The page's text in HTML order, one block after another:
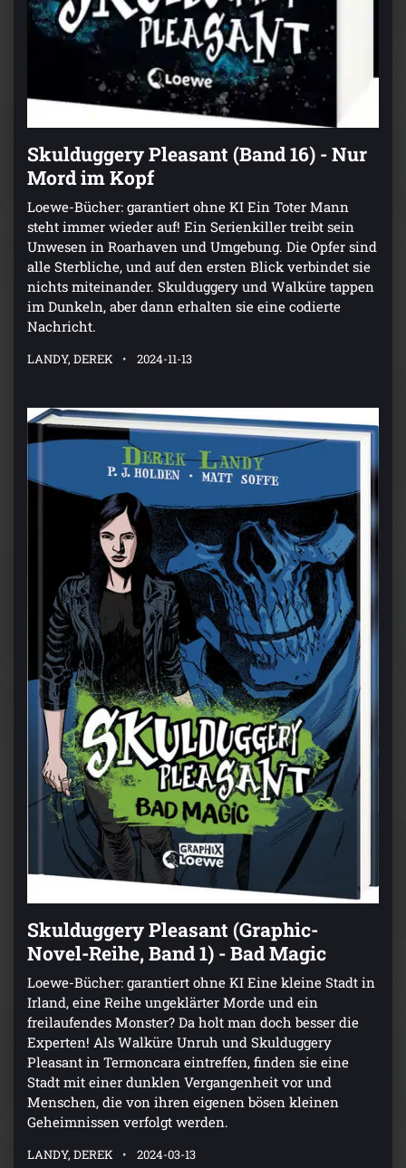
Skulduggery Pleasant (Band 16) - Nur
Mord im Kopf
Loewe-Bücher: garantiert ohne KI Ein Toter Mann
steht immer wieder auf! Ein Serienkiller treibt sein
Unwesen in Roarhaven und Umgebung. Die Opfer sind
alle Sterbliche, und auf den ersten Blick verbindet sie
nichts miteinander. Skulduggery und Walküre tappen
im Dunkeln, aber dann erhalten sie eine codierte
Nachricht.
LANDY, DEREK 2024-11-13
Skulduggery Pleasant (Graphic-
Novel-Reihe, Band 1) - Bad Magic
Loewe-Bücher: garantiert ohne KI Eine kleine Stadt in
Irland, eine Reihe ungeklärter Morde und ein
freilaufendes Monster? Da holt man doch besser die
Experten! Als Walküre Unruh und Skulduggery
Pleasant in Termoncara eintreffen, finden sie eine
Stadt mit einer dunklen Vergangenheit vor und
Menschen, die von ihren eigenen bösen kleinen
Geheimnissen verfolgt werden.
LANDY, DEREK 2024-03-13